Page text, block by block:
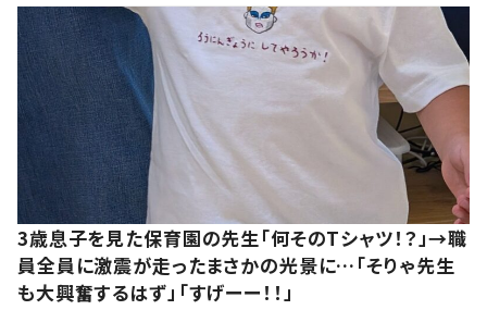
3歳息子を見た保育園の先生「何そのTシャツ！？」→職
員全員に激震が走ったまさかの光景に…「そりゃ先生
も大興奮するはず」「すげーー！！」